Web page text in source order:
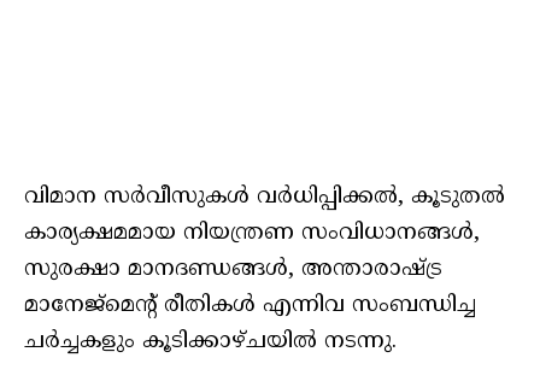
വിമാന സർവീസുകൾ വർധിപ്പിക്കൽ, കൂടുതൽ
കാര്യക്ഷമമായ നിയന്ത്രണ സംവിധാനങ്ങൾ,
സുരക്ഷാ മാനദണ്ഡങ്ങൾ, അന്താരാഷ്ട്ര
മാനേജ്മെന്റ് രീതികൾ എന്നിവ സംബന്ധിച്ച
ചർച്ചകളും കൂടിക്കാഴ്ചയിൽ നടന്നു.